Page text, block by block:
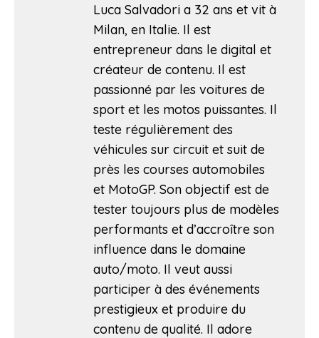
Luca Salvadori a 32 ans et vit à
Milan, en Italie. Il est
entrepreneur dans le digital et
créateur de contenu. Il est
passionné par les voitures de
sport et les motos puissantes. Il
teste régulièrement des
véhicules sur circuit et suit de
près les courses automobiles
et MotoGP. Son objectif est de
tester toujours plus de modèles
performants et d’accroître son
influence dans le domaine
auto/moto. Il veut aussi
participer à des événements
prestigieux et produire du
contenu de qualité. Il adore